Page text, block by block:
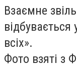
Взаємне
всіх».
Фото взяті з